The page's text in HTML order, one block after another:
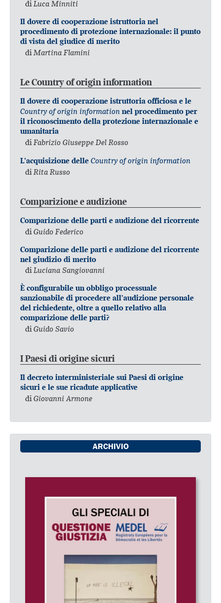
diLuca Minniti
Il dovere di cooperazione istruttoria nel
procedimento di protezione internazionale: il punto
di vista del giudice di merito
diMartina Flamini
Le Country of origin information
Il dovere di cooperazione istruttoria officiosa e le
Country of origin information nel procedimento per
il riconoscimento della protezione internazionale e
umanitaria
di Fabrizio Giuseppe Del Rosso
L’acquisizione delle Country of origin information
di Rita Russo
Comparizione e audizione
Comparizione delle parti e audizione del ricorrente
di Guido Federico
Comparizione delle parti e audizione del ricorrente
nel giudizio di merito
diLuciana Sangiovanni
È configurabile un obbligo processuale
sanzionabile di procedere all’audizione personale
del richiedente, oltre a quello relativo alla
comparizione delle parti?
di Guido Savio
I Paesi di origine sicuri
Il decreto interministeriale sui Paesi di origine
sicuri e le sue ricadute applicative
di Giovanni Armone
ARCHIVIO